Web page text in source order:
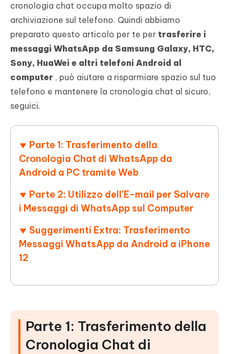
cronologia chat occupa molto spazio di
archiviazione sul telefono. Quindi abbiamo
preparato questo articolo per te per trasferire i
messaggi WhatsApp da Samsung Galaxy, HTC,
Sony, HuaWei e altri telefoni Android al
computer , può aiutare a risparmiare spazio sul tuo
telefono e mantenere la cronologia chat al sicuro,
seguici.
Parte 1: Trasferimento della
Cronologia Chat di WhatsApp da
Android a PC tramite Web
Parte 2: Utilizzo dell'E-mail per Salvare
i Messaggi di WhatsApp sul Computer
Suggerimenti Extra: Trasferimento
Messaggi WhatsApp da Android a iPhone
12
Parte 1: Trasferimento della
Cronologia Chat di